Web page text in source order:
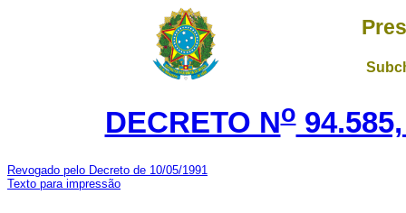
DECRETO No94.585,
Revogado pelo Decreto de 10/05/1991
Texto para impressão